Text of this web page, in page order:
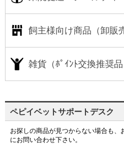
飼主様向け商品（卸販
雑貨（ﾎﾟｲﾝﾄ交換推奨品
ペピイベットサポートデスク
お探しの商品が見つからない場合も
にお問い合わせ下さい。